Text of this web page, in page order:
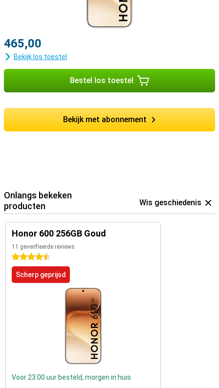
465,00
Bekijk los toestel
Bestel los toestel
Bekijk met abonnement
Onlangs bekeken
producten
Wis geschiedenis
Honor 600 256GB Goud
11 geverifieerde reviews
4.5 sterren
Scherp geprijsd
Voor 23:00 uur besteld, morgen in huis